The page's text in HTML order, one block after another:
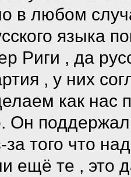
в любом
языка
Риги , да
, у них
как нас
Он
за того что
ещё те , это